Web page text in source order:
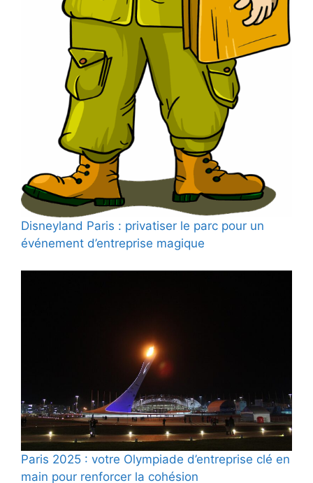
Disneyland Paris : privatiser le parc pour un
événement d’entreprise magique
Paris 2025 : votre Olympiade d’entreprise clé en
main pour renforcer la cohésion